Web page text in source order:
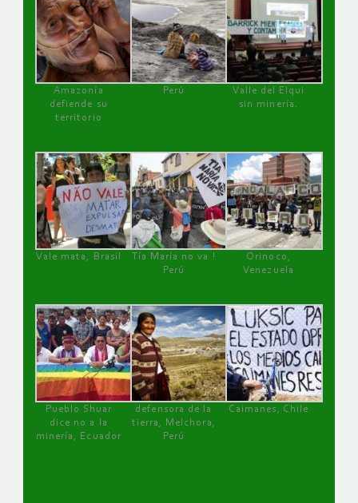
Amazonía
defiende su
territorio
Perú
Valle del Elqui
sin minería.
Vale mata, Brasil
Tía María no va !
Perú
Orinoco,
Venezuela
Pueblo Shuar
dice no a la
minería, Ecuador
defensora de la
tierra, Melchora,
Perú
Caimanes, Chile